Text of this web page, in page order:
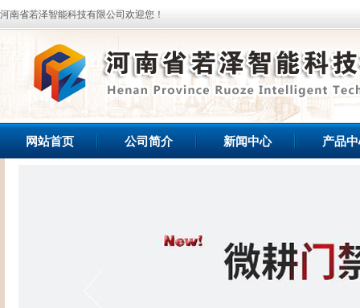
河南省若泽智能科技有限公司欢迎您！
网站首页 公司简介 新闻中心 产品